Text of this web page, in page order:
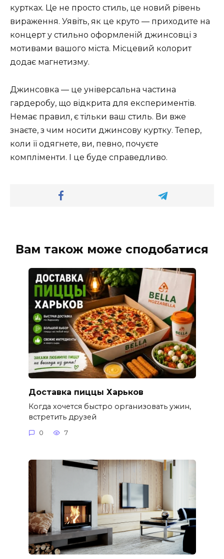
куртках. Це не просто стиль, це новий рівень
вираження. Уявіть, як це круто — приходите на
концерт у стильно оформленій джинсовці з
мотивами вашого міста. Місцевий колорит
додає магнетизму.
Джинсовка — це універсальна частина
гардеробу, що відкрита для експериментів.
Немає правил, є тільки ваш стиль. Ви вже
знаєте, з чим носити джинсову куртку. Тепер,
коли її одягнете, ви, певно, почуєте
компліменти. І це буде справедливо.
Вам також може сподобатися
Доставка пиццы Харьков
Когда хочется быстро организовать ужин,
встретить друзей
0 7